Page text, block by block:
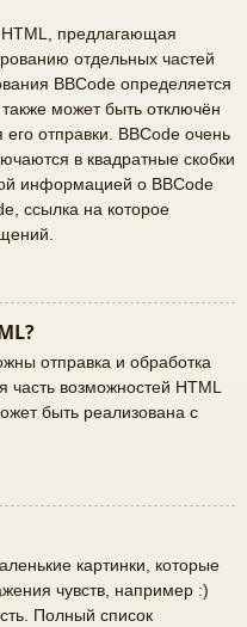
предлагающая
отдельных частей
BBCode определяется
может быть отключён
отправки. BBCode очень
в квадратные скобки
информацией о BBCode
ссылка на которое
отправка и обработка
возможностей HTML
быть реализована с
картинки, которые
чувств, например :)
Полный список